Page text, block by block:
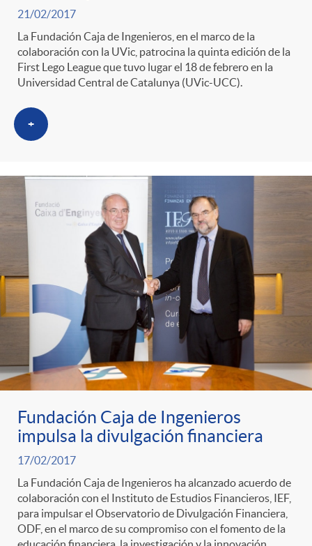
21/02/2017
La Fundación Caja de Ingenieros, en el marco de la
colaboración con la UVic, patrocina la quinta edición de la
First Lego League que tuvo lugar el 18 de febrero en la
Universidad Central de Catalunya (UVic-UCC).
+
Fundación Caja de Ingenieros
impulsa la divulgación financiera
17/02/2017
La Fundación Caja de Ingenieros ha alcanzado acuerdo de
colaboración con el Instituto de Estudios Financieros, IEF,
para impulsar el Observatorio de Divulgación Financiera,
ODF, en el marco de su compromiso con el fomento de la